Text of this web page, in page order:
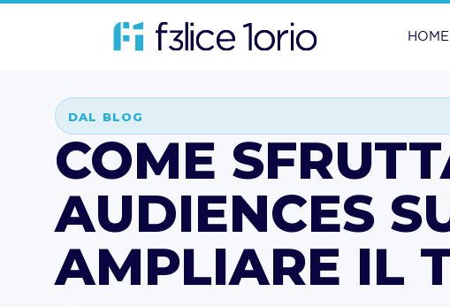
DAL BLOG
COME
AUDIENCES
AMPLIARE IL